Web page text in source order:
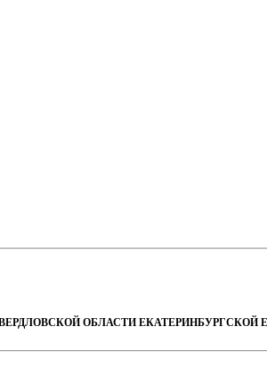
ОБЛАСТИ ЕКАТЕРИНБУРГСКОЙ